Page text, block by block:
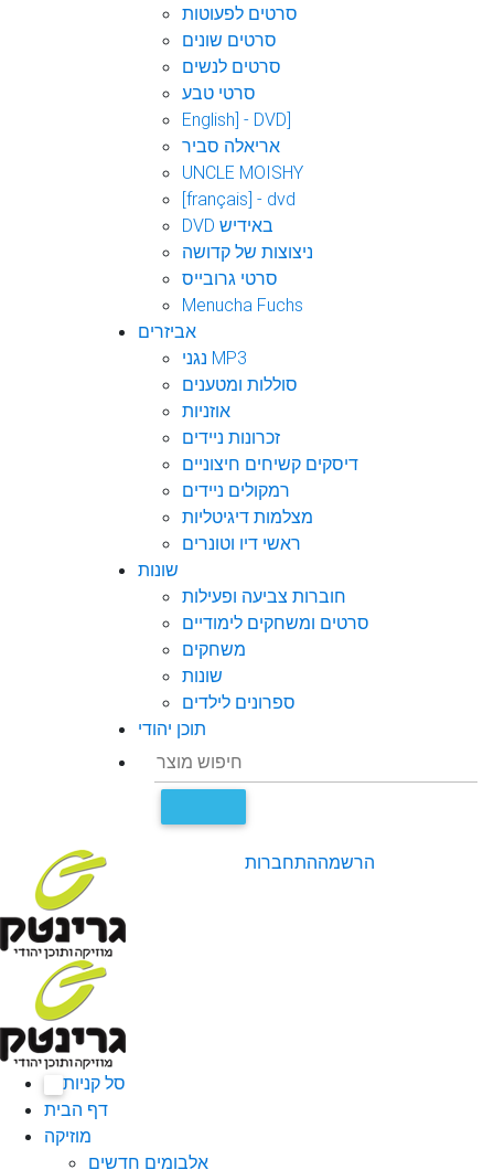
סרטים לפעוטות
סרטים שונים
סרטים לנשים
סרטי טבע
English] - DVD]
אריאלה סביר
UNCLE MOISHY
[français] - dvd
DVD באידיש
ניצוצות של קדושה
סרטי גרובייס
Menucha Fuchs
אביזרים
נגני MP3
סוללות ומטענים
אוזניות
זכרונות ניידים
דיסקים קשיחים חיצוניים
רמקולים ניידים
מצלמות דיגיטליות
ראשי דיו וטונרים
שונות
חוברות צביעה ופעילות
סרטים ומשחקים לימודיים
משחקים
שונות
ספרונים לילדים
תוכן יהודי
התחברותהרשמה
סל קניות
דף הבית
מוזיקה
אלבומים חדשים